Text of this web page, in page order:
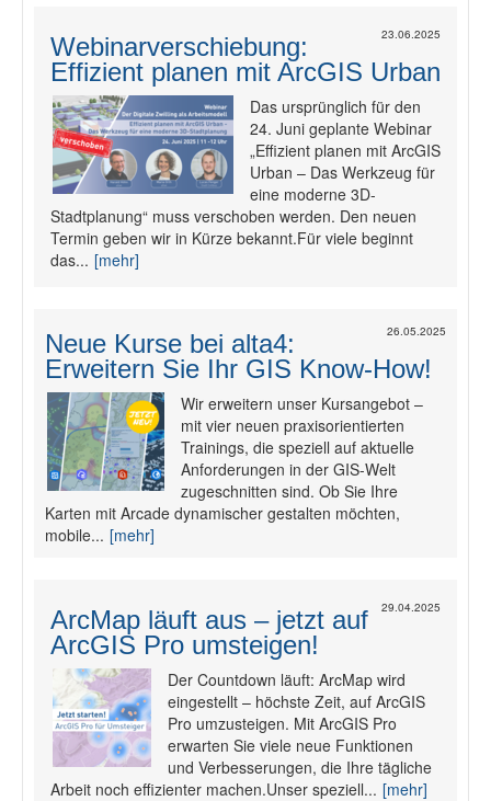
23.06.2025
Webinarverschiebung:
Effizient planen mit ArcGIS Urban
Das ursprünglich für den
24. Juni geplante Webinar
„Effizient planen mit ArcGIS
Urban – Das Werkzeug für
eine moderne 3D-
Stadtplanung“ muss verschoben werden. Den neuen
Termin geben wir in Kürze bekannt.Für viele beginnt
das... [mehr]
26.05.2025
Neue Kurse bei alta4:
Erweitern Sie Ihr GIS Know-How!
Wir erweitern unser Kursangebot –
mit vier neuen praxisorientierten
Trainings, die speziell auf aktuelle
Anforderungen in der GIS-Welt
zugeschnitten sind. Ob Sie Ihre
Karten mit Arcade dynamischer gestalten möchten,
mobile... [mehr]
29.04.2025
ArcMap läuft aus – jetzt auf
ArcGIS Pro umsteigen!
Der Countdown läuft: ArcMap wird
eingestellt – höchste Zeit, auf ArcGIS
Pro umzusteigen. Mit ArcGIS Pro
erwarten Sie viele neue Funktionen
und Verbesserungen, die Ihre tägliche
Arbeit noch effizienter machen.Unser speziell... [mehr]